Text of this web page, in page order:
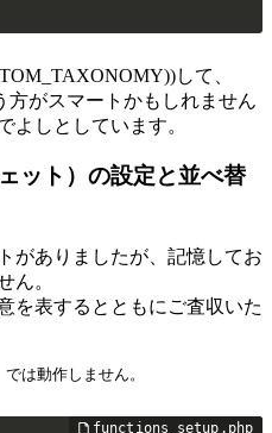
して、
方がスマートかもしれません
よしとしています。
ット）の設定と並べ替
がありましたが、記憶してお
ん。
を表するとともにご査収いた
は動作しません。